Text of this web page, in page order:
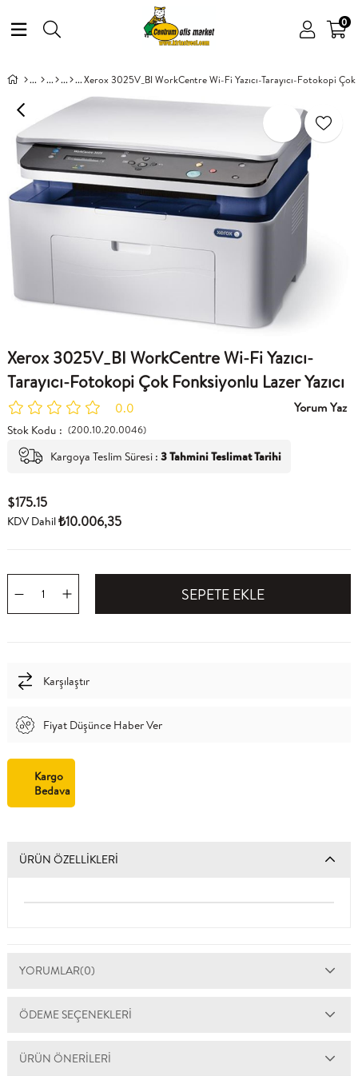
0
Xerox 3025V_BI WorkCentre Wi-Fi Yazıcı-Tarayıcı-Fotokopi Çok
Xerox 3025V_BI WorkCentre Wi-Fi Yazıcı-
Tarayıcı-Fotokopi Çok Fonksiyonlu Lazer Yazıcı
0.0 Yorum Yaz
Stok Kodu (200.10.20.0046)
Kargoya Teslim Süresi : 3 Tahmini Teslimat Tarihi
$175.15
KDV Dahil₺10.006,35
Karşılaştır
Fiyat Düşünce Haber Ver
Kargo
Bedava
ÜRÜN ÖZELLIKLERI
YORUMLAR(0)
ÖDEME SEÇENEKLERI
ÜRÜN ÖNERILERI